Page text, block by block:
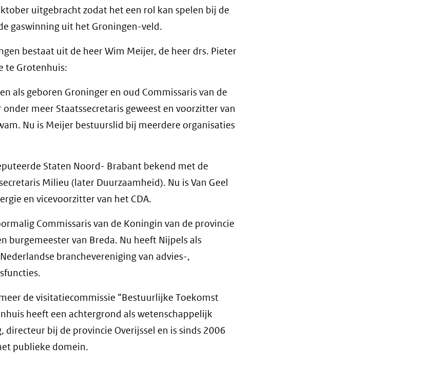
uitgebracht zodat het een rol kan spelen bij de
gaswinning uit het Groningen-veld.
bestaat uit de heer Wim Meijer, de heer drs. Pieter
te Grotenhuis:
als geboren Groninger en oud Commissaris van de
meer Staatssecretaris geweest en voorzitter van
Nu is Meijer bestuurslid bij meerdere organisaties
Staten Noord- Brabant bekend met de
Milieu (later Duurzaamheid). Nu is Van Geel
en vicevoorzitter van het CDA.
Commissaris van de Koningin van de provincie
burgemeester van Breda. Nu heeft Nijpels als
branchevereniging van advies-,
de visitatiecommissie “Bestuurlijke Toekomst
heeft een achtergrond als wetenschappelijk
bij de provincie Overijssel en is sinds 2006
publieke domein.